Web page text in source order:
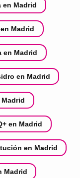
en Madrid
Madrid
en Madrid
en Madrid
en Madrid
en Madrid
Madrid